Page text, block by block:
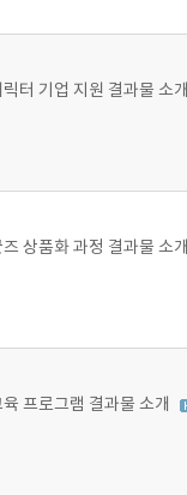
터 기업 지원 결과물 소개
상품화 과정 결과물 소개
프로그램 결과물 소개